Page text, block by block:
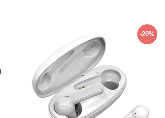
-20%